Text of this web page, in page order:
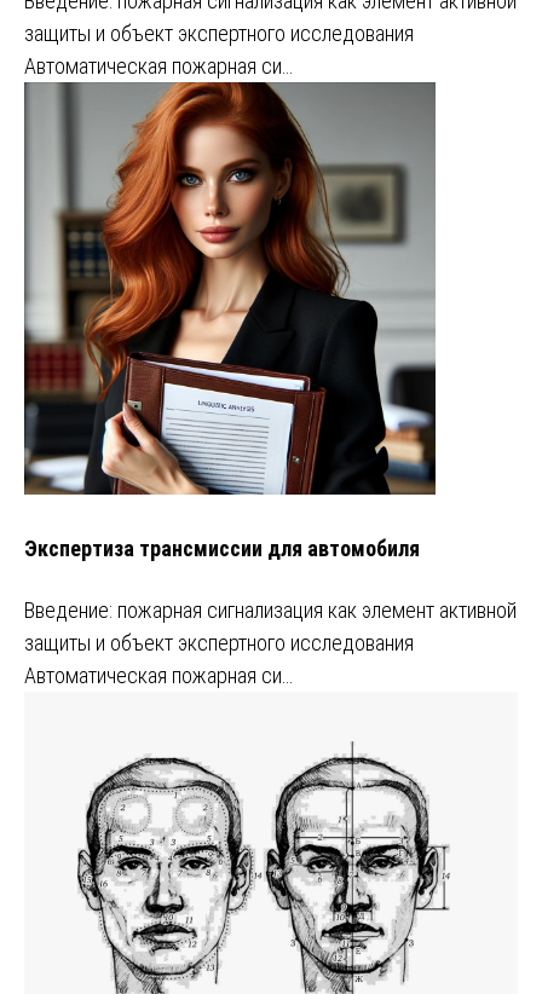
защиты и объект экспертного исследования
Автоматическая пожарная си…
Экспертиза трансмиссии для автомобиля
Введение: пожарная сигнализация как элемент активной
защиты и объект экспертного исследования
Автоматическая пожарная си…